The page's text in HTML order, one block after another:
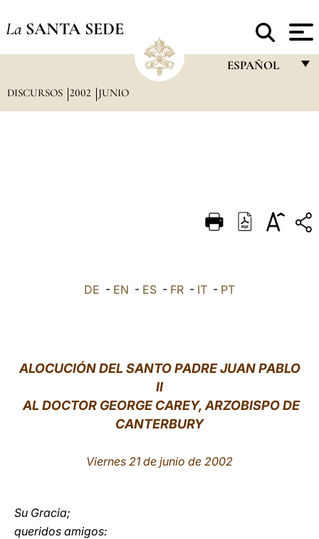
La SANTA SEDE
ESPAÑOL
DEUTSCH
العربيّة
DISCURSOS 2002 JUNIO
DE - EN - ES - FR - IT - PT
ALOCUCIÓN DEL SANTO PADRE JUAN PABLO
II
AL DOCTOR GEORGE CAREY, ARZOBISPO DE
CANTERBURY
Viernes 21 de junio de 2002
Su Gracia;
queridos amigos: